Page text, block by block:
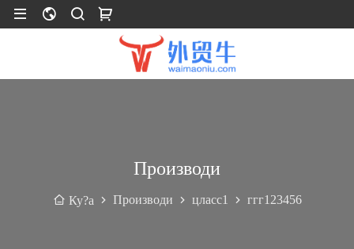
Производи
Ку?а Производи цласс1 ггг123456